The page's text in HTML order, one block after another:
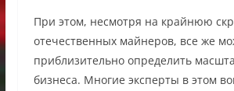
При этом, несмотря на крайнюю
отечественных майнеров, все же
приблизительно определить
бизнеса. Многие эксперты в этом